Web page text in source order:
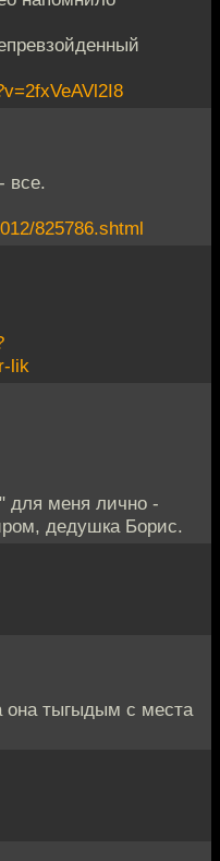
все.
825786.shtml
lik
для меня лично -
дедушка Борис.
она тыгыдым с места